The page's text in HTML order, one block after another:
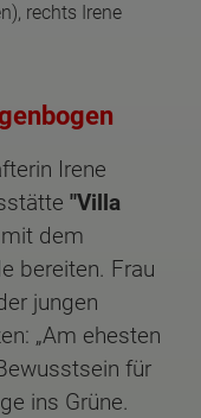
rechts Irene
Irene
"Villa
dem
bereiten. Frau
jungen
„Am ehesten
für
ins Grüne.